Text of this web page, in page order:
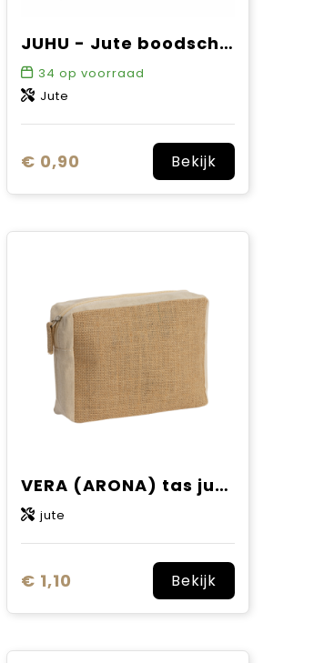
JUHU - Jute boodschappentas
34 op voorraad
Jute
€ 0,90 Bekijk
VERA (ARONA) tas jute/katoen
jute
€ 1,10 Bekijk